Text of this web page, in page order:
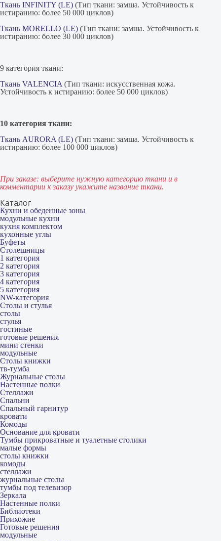
Ткань INFINITY (LE) (Тип ткани: замша. Устойчивость к
истиранию: более 50 000 циклов)
Ткань MORELLO (LE) (Тип ткани: замша. Устойчивость к
истиранию: более 30 000 циклов)
9 категория ткани:
Ткань VALENCIA (Тип ткани: искусственная кожа.
Устойчивость к истиранию: более 50 000 циклов)
10 категория ткани:
Ткань AURORA (LE) (Тип ткани: замша. Устойчивость к
истиранию: более 100 000 циклов)
При заказе: выберите нужную категорию ткани и в
комментарии к заказу укажите название ткани.
Каталог
Кухни и обеденные зоны
модульные кухни
кухня комплектом
кухонные углы
Буфеты
Столешницы
1 категория
2 категория
3 категория
4 категория
5 категория
NW-категория
Столы и стулья
столы
стулья
гостиные
готовые решения
мини стенки
модульные
Столы книжки
тв-тумба
Журнальные столы
Настенные полки
Стеллажи
Спальни
Спальный гарнитур
кровати
Комоды
Основание для кровати
Тумбы прикроватные и туалетные столики
малые формы
столы книжки
комоды
стеллажи
журнальные столы
тумбы под телевизор
Зеркала
Настенные полки
Библиотеки
Прихожие
Готовые решения
модульные